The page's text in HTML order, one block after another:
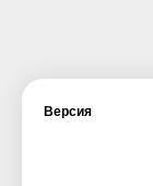
Версия